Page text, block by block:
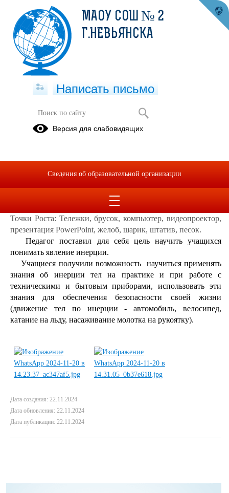
Урок для учащихся 7Б класса на
тему: «Инерция».
20 ноября в рамках реализации основной образовательной
провела урок для учащихся 7Б класса на тему: «Инерция».
Используемые на уроке средств обучения и оборудование
Точки Роста: Тележки, брусок, компьютер, видеопроектор,
презентация PowerPoint, желоб, шарик, штатив, песок.
Педагог поставил для себя цель научить учащихся
понимать явление инерции.
Учащиеся получили возможность научиться применять
знания об инерции тел на практике и при работе с
техническими и бытовым приборами, использовать эти
знания для обеспечения безопасности своей жизни
(движение тел по инерции - автомобиль, велосипед,
катание на льду, насаживание молотка на рукоятку).
Дата создания: 22.11.2024
Дата обновления: 22.11.2024
Дата публикации: 22.11.2024
МАОУ СОШ № 2
Г.НЕВЬЯНСКА
Написать письмо
Версия для слабовидящих
Сведения об образовательной организации